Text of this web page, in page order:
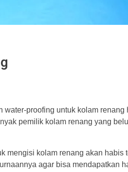
proofing untuk kolam renang
pemilik kolam renang yang
mengisi kolam renang akan habis
agar bisa mendapatkan